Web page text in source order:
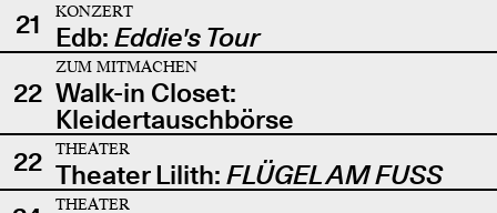
21
KONZERT
Edb: Eddie's Tour
22
ZUM MITMACHEN
Walk-in Closet:
Kleidertauschbörse
22
THEATER
Theater Lilith: FLÜGEL AM FUSS
THEATER